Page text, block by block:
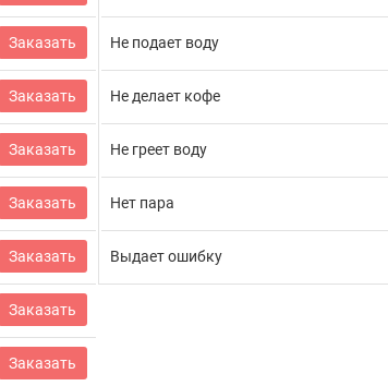
Заказать
Заказать
Заказать
Заказать
Заказать
Заказать
Заказать
Не подает воду
Не делает кофе
Не греет воду
Нет пара
Выдает ошибку